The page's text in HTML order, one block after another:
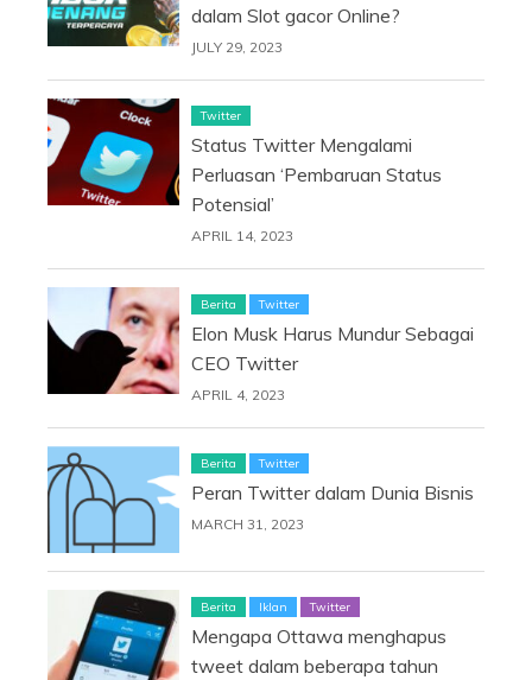
dalam Slot gacor Online?
JULY 29, 2023
Twitter
Status Twitter Mengalami
Perluasan ‘Pembaruan Status
Potensial’
APRIL 14, 2023
Berita Twitter
Elon Musk Harus Mundur Sebagai
CEO Twitter
APRIL 4, 2023
Berita Twitter
Peran Twitter dalam Dunia Bisnis
MARCH 31, 2023
Berita Iklan Twitter
Mengapa Ottawa menghapus
tweet dalam beberapa tahun